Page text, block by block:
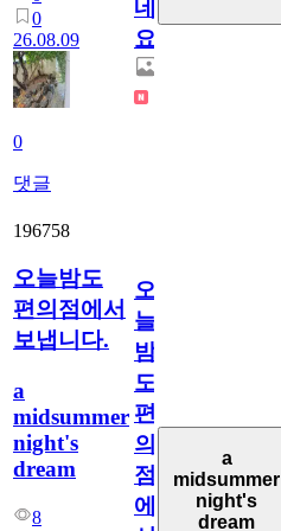
0
26.08.09
0
댓글
네
요.
196758
오늘밤도
편의점에서
보냅니다.
a
midsummer
night's
dream
8
오
늘
밤
도
편
의
점
에
a
midsummer
night's
dream